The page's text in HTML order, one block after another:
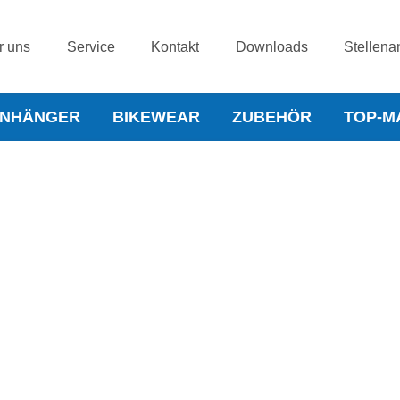
uns Service Kontakt Downloads
BIKEWEAR ZUBEHÖR TOP-